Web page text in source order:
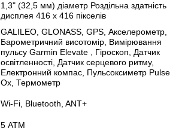
1,3" (32,5 мм) діаметр Роздільна здатність
дисплея 416 x 416 пікселів
GALILEO, GLONASS, GPS, Акселерометр,
Барометричний висотомір, Вимірювання
пульсу Garmin Elevate , Гіроскоп, Датчик
освітленності, Датчик серцевого ритму,
Електронний компас, Пульсоксиметр Pulse
Ox, Термометр
Wi-Fi, Bluetooth, ANT+
5 АТМ